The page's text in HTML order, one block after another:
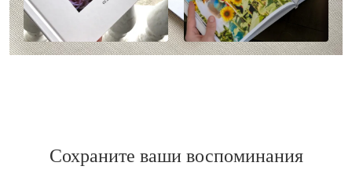
Сохраните ваши воспоминания